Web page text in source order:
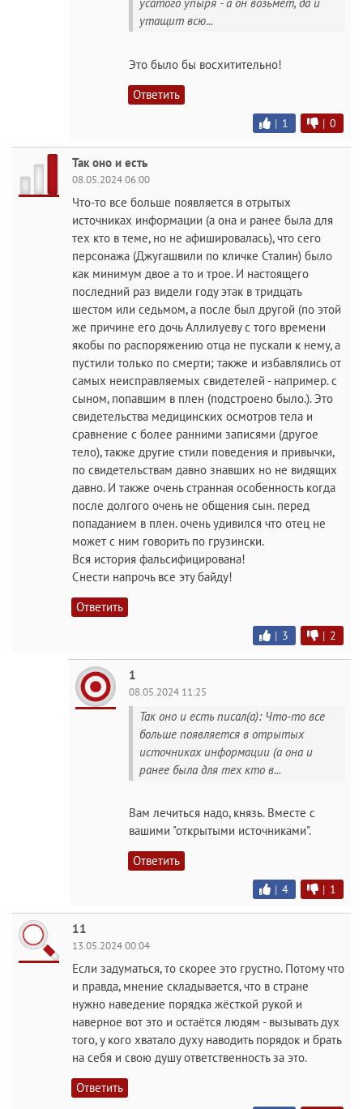
утащит всю...
Это было бы восхитительно!
Ответить
| 1 | 0
Так оно и есть
08.05.2024 06:00
Что-то все больше появляется в отрытых
источниках информации (а она и ранее была для
тех кто в теме, но не афишировалась), что сего
персонажа (Джугашвили по кличке Сталин) было
как минимум двое а то и трое. И настоящего
последний раз видели году этак в тридцать
шестом или седьмом, а после был другой (по этой
же причине его дочь Аллилуеву с того времени
якобы по распоряжению отца не пускали к нему, а
пустили только по смерти; также и избавлялись от
самых неисправляемых свидетелей - например. с
сыном, попавшим в плен (подстроено было.). Это
свидетельства медицинских осмотров тела и
сравнение с более ранними записями (другое
тело), также другие стили поведения и привычки,
по свидетельствам давно знавших но не видящих
давно. И также очень странная особенность когда
после долгого очень не общения сын. перед
попаданием в плен. очень удивился что отец не
может с ним говорить по грузински.
Вся история фальсифицирована!
Снести напрочь все эту байду!
Ответить
| 3 | 2
1
08.05.2024 11:25
Так оно и есть писал(а): Что-то все
больше появляется в отрытых
источниках информации (а она и
ранее была для тех кто в...
Вам лечиться надо, князь. Вместе с
вашими "открытыми источниками".
Ответить
| 4 | 1
11
13.05.2024 00:04
Если задуматься, то скорее это грустно. Потому что
и правда, мнение складывается, что в стране
нужно наведение порядка жёсткой рукой и
наверное вот это и остаётся людям - вызывать дух
того, у кого хватало духу наводить порядок и брать
на себя и свою душу ответственность за это.
Ответить